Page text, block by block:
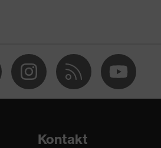
Kontakt